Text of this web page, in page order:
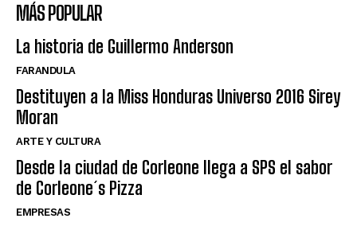
MÁS POPULAR
La historia de Guillermo Anderson
FARANDULA
Destituyen a la Miss Honduras Universo 2016 Sirey
Moran
ARTE Y CULTURA
Desde la ciudad de Corleone llega a SPS el sabor
de Corleone´s Pizza
EMPRESAS